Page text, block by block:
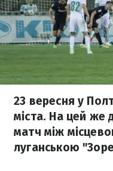
23 вересня у
міста. На цей же
матч між
луганською